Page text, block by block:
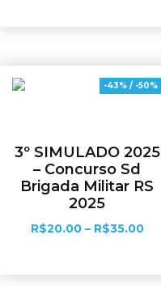
-43% / -50%
3º SIMULADO 2025
– Concurso Sd
Brigada Militar RS
2025
R$20.00 – R$35.00